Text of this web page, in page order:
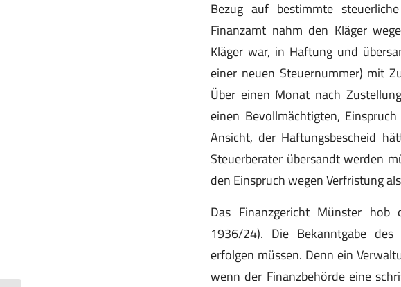
Bezug auf bestimmte
Finanzamt nahm den Kläger
Kläger war, in Haftung und
einer neuen Steuernummer) mit
Über einen Monat nach
einen Bevollmächtigten,
Ansicht, der Haftungsbescheid
Steuerberater übersandt werden
den Einspruch wegen Verfristung
Das Finanzgericht Münster hob
1936/24). Die Bekanntgabe des
erfolgen müssen. Denn ein
wenn der Finanzbehörde eine